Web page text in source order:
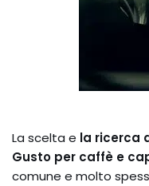
La scelta e la ricerca
Gusto per caffè e
comune e molto